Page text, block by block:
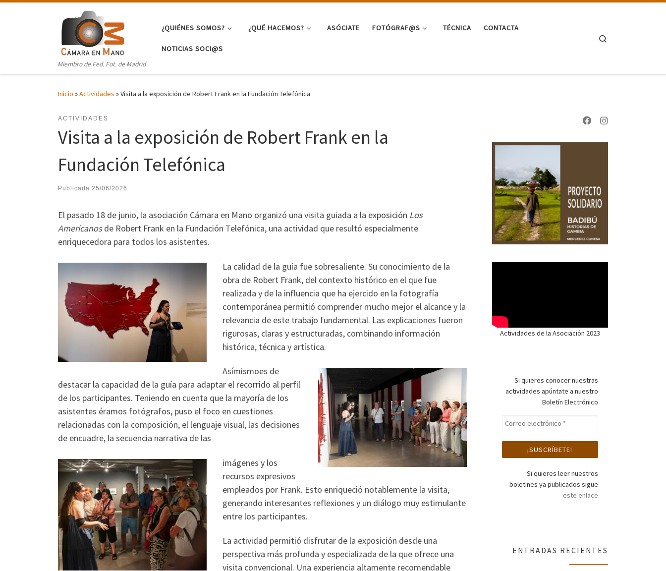
Miembro de Fed. Fot. de Madrid
¿QUIÉNES SOMOS? ¿QUÉ HACEMOS? ASÓCIATE FOTÓGRAF@S TÉCNICA CONTACTA
NOTICIAS SOCI@S
Inicio »Actividades »Visita a la exposición de Robert Frank en la Fundación Telefónica
ACTIVIDADES
Visita a la exposición de Robert Frank en la
Fundación Telefónica
Publicada 25/06/2026
El pasado 18 de junio, la asociación Cámara en Mano organizó una visita guiada a la exposición Los
Americanosde Robert Frank en la Fundación Telefónica, una actividad que resultó especialmente
enriquecedora para todos los asistentes.
La calidad de la guía fue sobresaliente. Su conocimiento de la
obra de Robert Frank, del contexto histórico en el que fue
realizada y de la influencia que ha ejercido en la fotografía
contemporánea permitió comprender mucho mejor el alcance y la
relevancia de este trabajo fundamental. Las explicaciones fueron
rigurosas, claras y estructuradas, combinando información
histórica, técnica y artística.
Asímismoes de
destacar la capacidad de la guía para adaptar el recorrido al perfil
de los participantes. Teniendo en cuenta que la mayoría de los
asistentes éramos fotógrafos, puso el foco en cuestiones
relacionadas con la composición, el lenguaje visual, las decisiones
de encuadre, la secuencia narrativa de las
imágenes y los
recursos expresivos
empleados por Frank. Esto enriqueció notablemente la visita,
generando interesantes reflexiones y un diálogo muy estimulante
entre los participantes.
La actividad permitió disfrutar de la exposición desde una
perspectiva más profunda y especializada de la que ofrece una
visita convencional. Una experiencia altamente recomendable
Actividades de la Asociación 2023
Si quieres conocer nuestras
actividades apúntate a nuestro
Boletín Electrónico
Si quieres leer nuestros
boletines ya publicados sigue
este enlace
ENTRADAS RECIENTES